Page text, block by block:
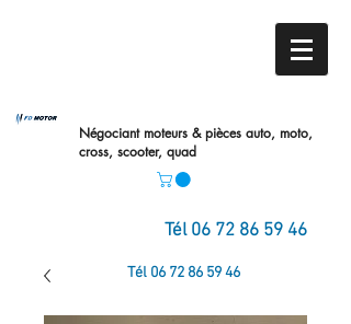
Négociant moteurs & pièces auto, moto,
cross, scooter, quad
Tél 06 72 86 59 46
Tél 06 72 86 59 46